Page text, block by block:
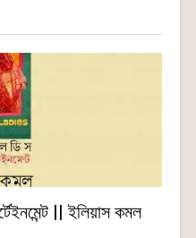
|| ইলিয়াস কমল